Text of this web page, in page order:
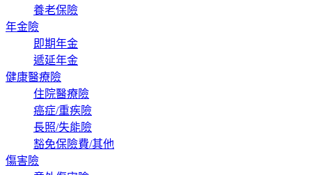
養老保險
年金險
即期年金
遞延年金
健康醫療險
住院醫療險
癌症/重疾險
長照/失能險
豁免保險費/其他
傷害險